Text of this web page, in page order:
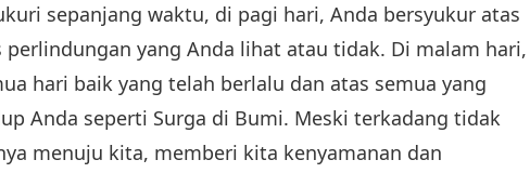
sepanjang waktu, di pagi hari, Anda bersyukur atas
yang Anda lihat atau tidak. Di malam hari,
hari baik yang telah berlalu dan atas semua yang
Anda seperti Surga di Bumi. Meski terkadang tidak
menuju kita, memberi kita kenyamanan dan